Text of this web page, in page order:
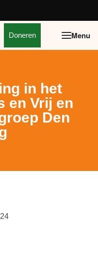
Doneren
in het
en Vrij en
Den